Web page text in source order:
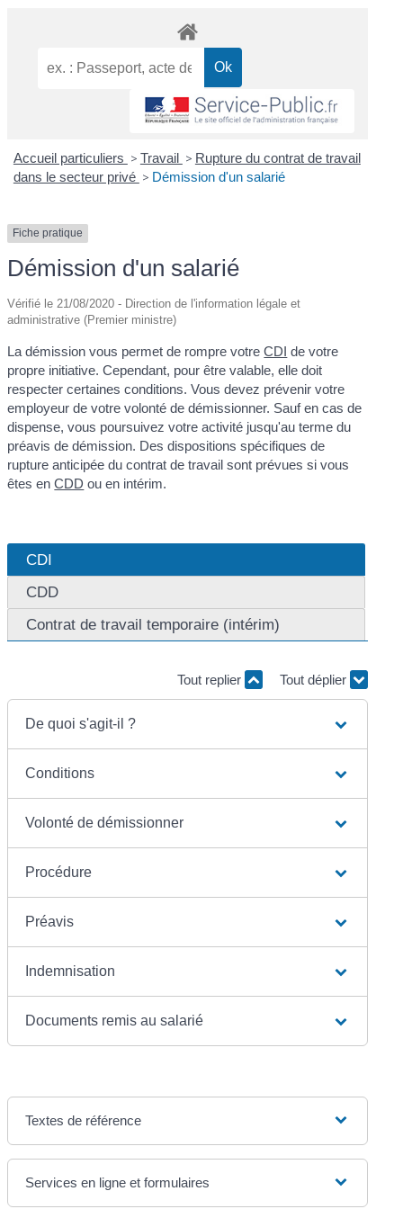
Accueil particuliers > Travail > Rupture du contrat de travail
dans le secteur privé > Démission d'un salarié
Fiche pratique
Démission d'un salarié
Vérifié le 21/08/2020 - Direction de l'information légale et
administrative (Premier ministre)
La démission vous permet de rompre votreCDI de votre
propre initiative. Cependant, pour être valable, elle doit
respecter certaines conditions. Vous devez prévenir votre
employeur de votre volonté de démissionner. Sauf en cas de
dispense, vous poursuivez votre activité jusqu'au terme du
préavis de démission. Des dispositions spécifiques de
rupture anticipée du contrat de travail sont prévues si vous
êtes enCDD ou en intérim.
CDI
CDD
Contrat de travail temporaire (intérim)
Tout replier Tout déplier
De quoi s'agit-il ?
Conditions
Volonté de démissionner
Procédure
Préavis
Indemnisation
Documents remis au salarié
Textes de référence
Services en ligne et formulaires